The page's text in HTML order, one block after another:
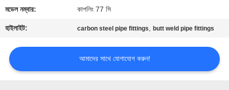
খবর
মামলা
মডেল নম্বার: কাপলিং 77 সি
হাইলাইট: carbon steel pipe fittings,butt weld pipe fittings
আমাদের সাথে যোগাযোগ করুন!